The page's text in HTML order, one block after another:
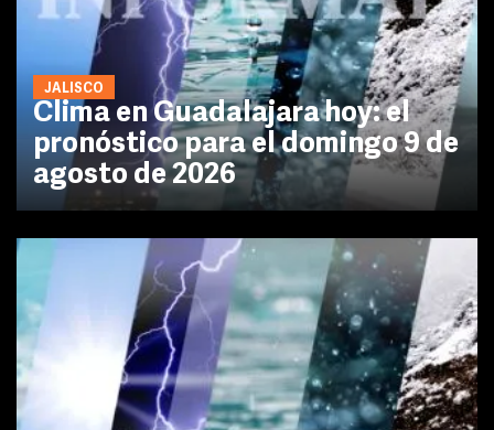
JALISCO
Clima en Guadalajara hoy: el
pronóstico para el domingo 9 de
agosto de 2026